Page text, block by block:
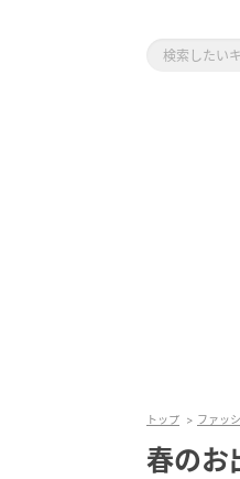
トップ ファッ
春のお